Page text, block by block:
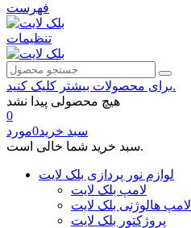
فهرست
تنظیمات
برای محصولات بیشتر کلیک کنید.
هیچ محصولی پیدا نشد
0
سبد خرید0مورد
سبد خرید شما خالی است.
لوازم نور پردازی بلک لایت
لامپ بلک لایت
لامپ هالوژنی بلک لایت
پروژکتور بلک لایت